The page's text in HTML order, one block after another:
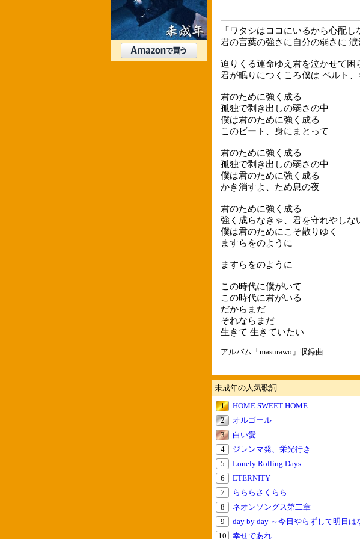
「ワタシはココにいるから心配
君の言葉の強さに自分の弱さに
迫りくる運命ゆえ君を泣かせて困
君が眠りにつくころ僕は ベルト
君のために強く成る
孤独で剥き出しの弱さの中
僕は君のために強く成る
このビート、身にまとって
君のために強く成る
孤独で剥き出しの弱さの中
僕は君のために強く成る
かき消すよ、ため息の夜
君のために強く成る
強く成らなきゃ、君を守れやしな
僕は君のためにこそ散りゆく
ますらをのように
ますらをのように
この時代に僕がいて
この時代に君がいる
だからまだ
それならまだ
生きて 生きていたい
アルバム「masurawo」収録曲
未成年の人気歌詞
1
HOME SWEET HOME
2
オルゴール
3
白い愛
4
ジレンマ発、栄光行き
5
Lonely Rolling Days
6
ETERNITY
7
らららさくらら
8
ネオンソングス第二章
9
day by day ～今日やらずして明日は
10
幸せであれ